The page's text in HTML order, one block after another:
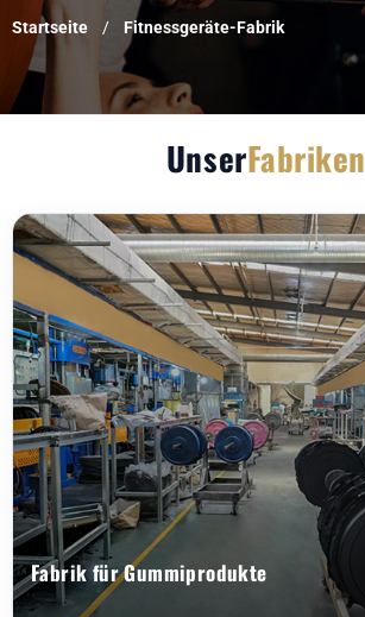
Startseite Fitnessgeräte-Fabrik
UnserFabriken
Fabrik für Gummiprodukte